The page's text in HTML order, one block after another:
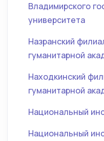
Владимирского
университета
Назранский
гуманитарной
Находкинский
гуманитарной
Национальный
Национальный